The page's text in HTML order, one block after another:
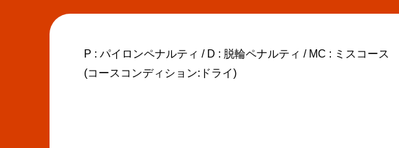
P : パイロンペナルティ / D : 脱輪ペナルティ / MC : ミスコース
(コースコンディション:ドライ)